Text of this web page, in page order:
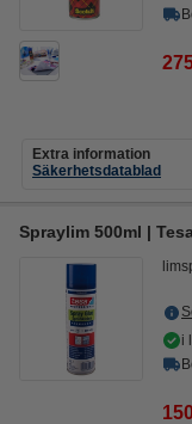
Extra information
Säkerhetsdatablad
Spraylim 500ml |
i